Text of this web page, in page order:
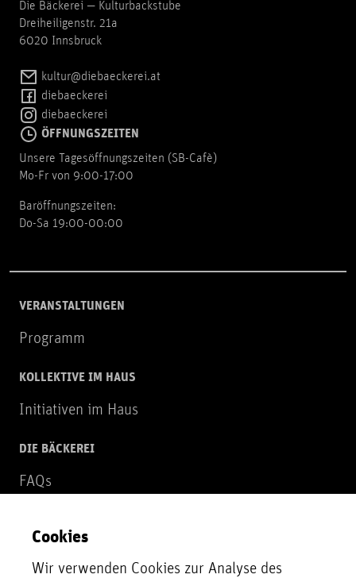
Die Bäckerei — Kulturbackstube
Dreiheiligenstr. 21a
6020 Innsbruck
kultur@diebaeckerei.at
diebaeckerei
diebaeckerei
ÖFFNUNGSZEITEN
Unsere Tagesöffnungszeiten (SB-Cafè)
Mo-Fr von 9:00-17:00
Baröffnungszeiten:
Do-Sa 19:00-00:00
VERANSTALTUNGEN
Programm
KOLLEKTIVE IM HAUS
Initiativen im Haus
DIE BÄCKEREI
FAQs
NEWSLETTER
Zur Newsletter Anmeldung
Cookies
Wir verwenden Cookies zur Analyse des